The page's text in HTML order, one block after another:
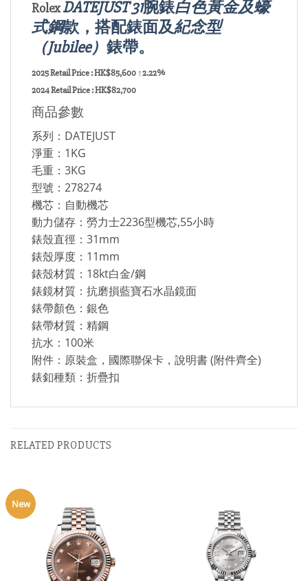
RolexDATEJUST 31腕錶白色黃金及蠔
式鋼款，搭配錶面及紀念型
（Jubilee） 錶帶。
2025 Retail Price : HK$85,600 ↑2.22%
2024 Retail Price : HK$82,700
商品參數
系列：DATEJUST
淨重：1KG
毛重：3KG
型號：278274
機芯：自動機芯
動力儲存：勞力士2236型機芯,55小時
錶殼直徑：31mm
錶殼厚度：11mm
錶殼材質：18kt白金/鋼
錶鏡材質：抗磨損藍寶石水晶鏡面
錶帶顏色：銀色
錶帶材質：精鋼
抗水：100米
附件：原裝盒，國際聯保卡，說明書 (附件齊全)
錶釦種類：折疊扣
RELATED PRODUCTS
New